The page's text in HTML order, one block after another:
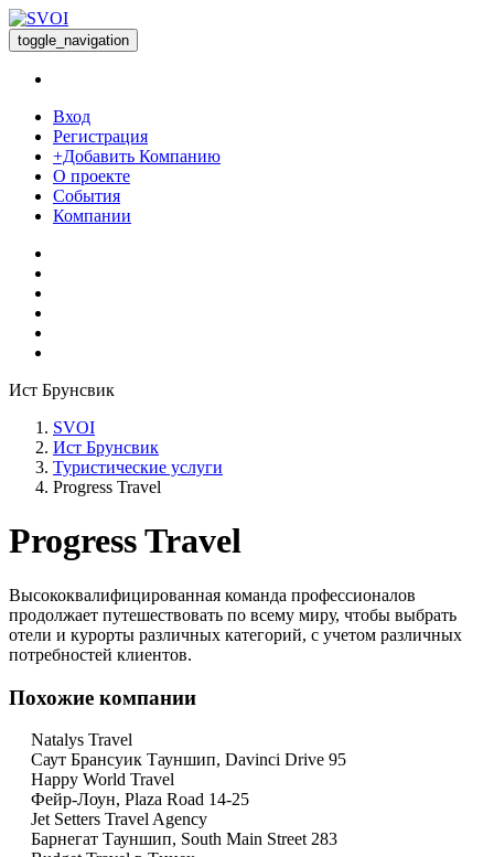
toggle_navigation
Вход
Регистрация
+Добавить Компанию
О проекте
События
Компании
Ист Брунсвик
SVOI
Ист Брунсвик
Туристические услуги
Progress Travel
Progress Travel
Высококвалифицированная команда профессионалов
продолжает путешествовать по всему миру, чтобы выбрать
отели и курорты различных категорий, с учетом различных
потребностей клиентов.
Похожие компании
Natalys Travel
Саут Брансуик Тауншип, Davinci Drive 95
Happy World Travel
Фейр-Лоун, Plaza Road 14-25
Jet Setters Travel Agency
Барнегат Тауншип, South Main Street 283